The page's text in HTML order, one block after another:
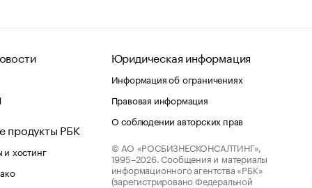
продукты РБК
хостинг
Юридическая информация
Информация об ограничениях
Правовая информация
О соблюдении авторских прав
© АО «РОСБИЗНЕСКОНСАЛТИНГ»,
1995–2026.Сообщения и материалы
информационного агентства «РБК»
(зарегистрировано Федеральной